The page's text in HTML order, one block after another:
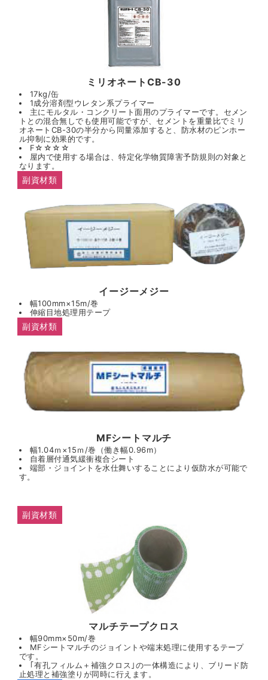
ミリオネートCB-30
17kg/缶
1成分溶剤型ウレタン系プライマー
主にモルタル・コンクリート面用のプライマーです。セメン
トとの混合無しでも使用可能ですが、セメントを重量比でミリ
オネートCB-30の半分から同量添加すると、防水材のピンホー
ル抑制に効果的です。
F☆☆☆☆
屋内で使用する場合は、特定化学物質障害予防規則の対象と
なります。
副資材類
イージーメジー
幅100mm×15m/巻
伸縮目地処理用テープ
副資材類
MFシートマルチ
幅1.04ｍ×15ｍ/巻（働き幅0.96m）
自着層付通気緩衝複合シート
端部・ジョイントを水仕舞いすることにより仮防水が可能で
す。
副資材類
マルチテープクロス
幅90mm×50m/巻
MFシートマルチのジョイントや端末処理に使用するテープ
です。
｢有孔フィルム＋補強クロス｣の一体構造により、ブリード防
止処理と補強塗りが同時に行えます。